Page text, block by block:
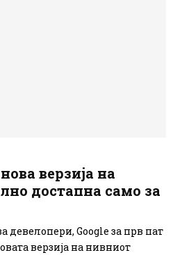
верзија на
достапна само за
девелопери, Google за прв пат
верзија на нивниот